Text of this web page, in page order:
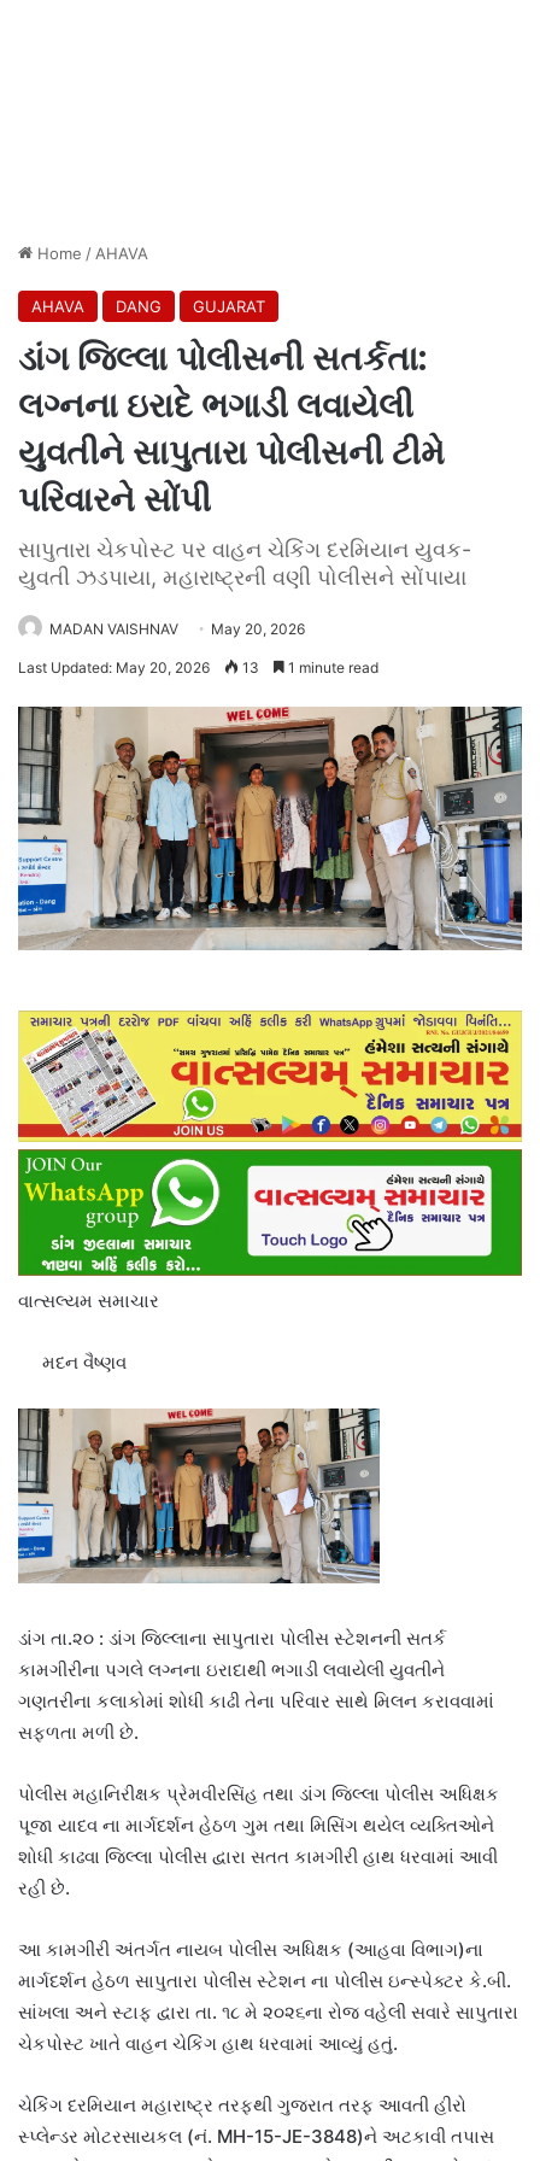
Home / AHAVA
AHAVA DANG GUJARAT
ડાંગ જિલ્લા પોલીસની સતર્કતા:
લગ્નના ઇરાદે ભગાડી લવાયેલી
યુવતીને સાપુતારા પોલીસની ટીમે
પરિવારને સોંપી
સાપુતારા ચેકપોસ્ટ પર વાહન ચેકિંગ દરમિયાન યુવક-
યુવતી ઝડપાયા, મહારાષ્ટ્રની વણી પોલીસને સોંપાયા
MADAN VAISHNAV May 20, 2026
Last Updated: May 20, 2026 13 1 minute read
વાત્સલ્યમ સમાચાર
મદન વૈષ્ણવ
ડાંગ તા.૨૦ : ડાંગ જિલ્લાના સાપુતારા પોલીસ સ્ટેશનની સતર્ક
કામગીરીના પગલે લગ્નના ઇરાદાથી ભગાડી લવાયેલી યુવતીને
ગણતરીના કલાકોમાં શોધી કાઢી તેના પરિવાર સાથે મિલન કરાવવામાં
સફળતા મળી છે.
પોલીસ મહાનિરીક્ષક પ્રેમવીરસિંહ તથા ડાંગ જિલ્લા પોલીસ અધિક્ષક
પૂજા યાદવ ના માર્ગદર્શન હેઠળ ગુમ તથા મિસિંગ થયેલ વ્યક્તિઓને
શોધી કાઢવા જિલ્લા પોલીસ દ્વારા સતત કામગીરી હાથ ધરવામાં આવી
રહી છે.
આ કામગીરી અંતર્ગત નાયબ પોલીસ અધિક્ષક (આહવા વિભાગ)ના
માર્ગદર્શન હેઠળ સાપુતારા પોલીસ સ્ટેશન ના પોલીસ ઇન્સ્પેક્ટર કે.બી.
સાંખલા અને સ્ટાફ દ્વારા તા. ૧૮ મે ૨૦૨૬ના રોજ વહેલી સવારે સાપુતારા
ચેકપોસ્ટ ખાતે વાહન ચેકિંગ હાથ ધરવામાં આવ્યું હતું.
ચેકિંગ દરમિયાન મહારાષ્ટ્ર તરફથી ગુજરાત તરફ આવતી હીરો
સ્પ્લેન્ડર મોટરસાયકલ (નં. MH-15-JE-3848)ને અટકાવી તપાસ